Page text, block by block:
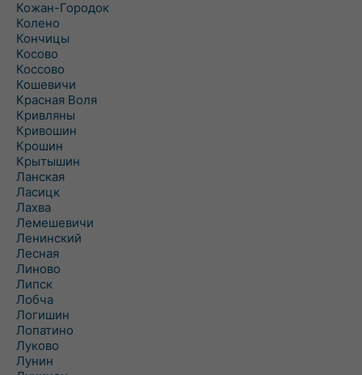
Кожан-Городок
Колено
Кончицы
Косово
Коссово
Кошевичи
Красная Воля
Кривляны
Кривошин
Крошин
Крытышин
Ланская
Ласицк
Лахва
Лемешевичи
Ленинский
Лесная
Линово
Липск
Лобча
Логишин
Лопатино
Луково
Лунин